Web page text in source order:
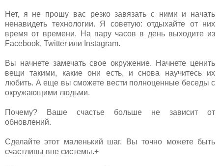
Нет, я не прошу вас резко завязать с ними и начать
ненавидеть технологии. Я советую: отдыхайте от них
время от времени. На пару часов в день выходите из
Facebook, Twitter или Instagram.
Вы начнете замечать свое окружение. Начнете ценить
вещи такими, какие они есть, и снова научитесь их
любить. А еще вы сможете вести полноценные беседы с
окружающими людьми.
Почему? Ваше счастье больше не зависит от
обновлений.
Сделайте этот маленький шаг. Вы точно можете быть
счастливы вне системы.+